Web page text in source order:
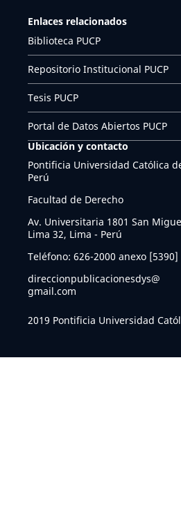
Enlaces relacionados
Biblioteca PUCP
Repositorio Institucional PUCP
Tesis PUCP
Portal de Datos Abiertos PUCP
Ubicación y contacto
Pontificia Universidad Católica
Perú
Facultad de Derecho
Av. Universitaria 1801 San
Lima 32, Lima - Perú
Teléfono: 626-2000 anexo [5390]
direccionpublicacionesdys@
gmail.com
2019 Pontificia Universidad